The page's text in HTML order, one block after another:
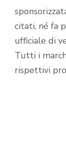
citati, né fa
ufficiale di
Tutti i
rispettivi